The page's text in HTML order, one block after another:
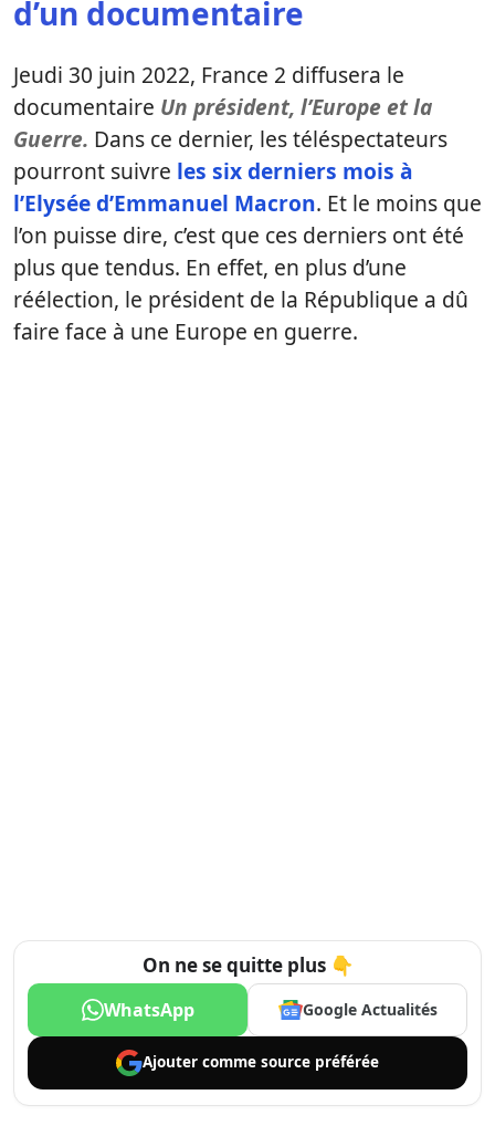
d’un documentaire
Jeudi 30 juin 2022, France 2 diffusera le
documentaire Un président, l’Europe et la
Guerre. Dans ce dernier, les téléspectateurs
pourront suivre les six derniers mois à
l’Elysée d’Emmanuel Macron. Et le moins que
l’on puisse dire, c’est que ces derniers ont été
plus que tendus. En effet, en plus d’une
réélection, le président de la République a dû
faire face à une Europe en guerre.
On ne se quitte plus 👇
WhatsApp Google Actualités
Ajouter comme source préférée